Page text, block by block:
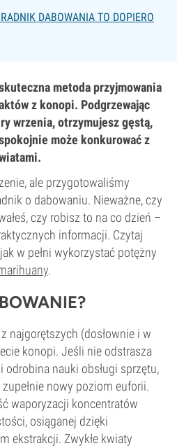
DABOWANIA TO DOPIERO
metoda przyjmowania
z konopi. Podgrzewając
wrzenia, otrzymujesz gęstą,
może konkurować z
ale przygotowaliśmy
o dabowaniu. Nieważne, czy
czy robisz to na co dzień –
informacji. Czytaj
w pełni wykorzystać potężny
.
najgorętszych (dosłownie i w
konopi. Jeśli nie odstrasza
odrobina nauki obsługi sprzętu,
nowy poziom euforii.
waporyzacji koncentratów
osiąganej dzięki
ekstrakcji. Zwykłe kwiaty